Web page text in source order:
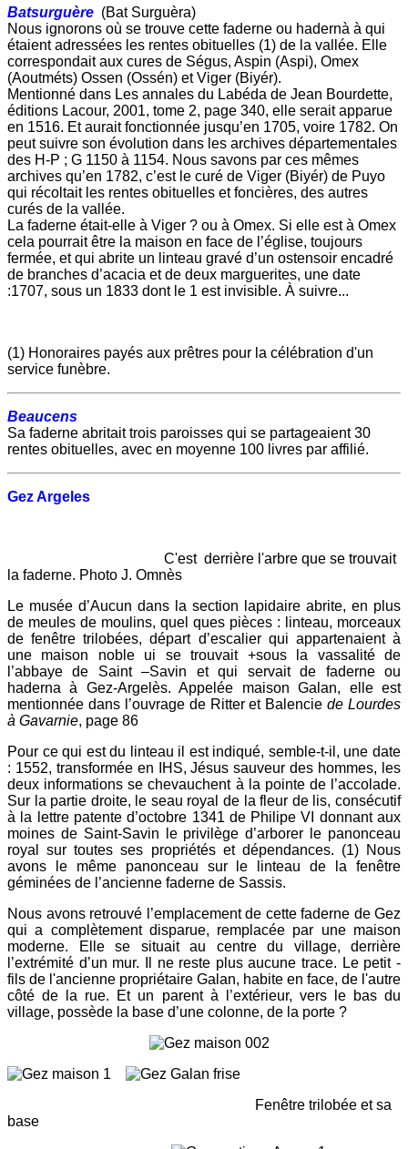
Batsurguère (Bat Surguèra)
Nous ignorons où se trouve cette faderne ou hadernà à qui
étaient adressées les rentes obituelles (1) de la vallée. Elle
correspondait aux cures de Ségus, Aspin (Aspi), Omex
(Aoutméts) Ossen (Ossén) et Viger (Biyér).
Mentionné dans Les annales du Labéda de Jean Bourdette,
éditions Lacour, 2001, tome 2, page 340, elle serait apparue
en 1516. Et aurait fonctionnée jusqu’en 1705, voire 1782. On
peut suivre son évolution dans les archives départementales
des H-P ; G 1150 à 1154. Nous savons par ces mêmes
archives qu’en 1782, c’est le curé de Viger (Biyér) de Puyo
qui récoltait les rentes obituelles et foncières, des autres
curés de la vallée.
La faderne était-elle à Viger ? ou à Omex. Si elle est à Omex
cela pourrait être la maison en face de l’église, toujours
fermée, et qui abrite un linteau gravé d’un ostensoir encadré
de branches d’acacia et de deux marguerites, une date
:1707, sous un 1833 dont le 1 est invisible. À suivre...
(1) Honoraires payés aux prêtres pour la célébration d'un
service funèbre.
Beaucens
Sa faderne abritait trois paroisses qui se partageaient 30
rentes obituelles, avec en moyenne 100 livres par affilié.
Gez Argeles
C'est derrière l'arbre que se trouvait
la faderne. Photo J. Omnès
Le musée d’Aucun dans la section lapidaire abrite, en plus
de meules de moulins, quel ques pièces : linteau, morceaux
de fenêtre trilobées, départ d’escalier qui appartenaient à
une maison noble ui se trouvait +sous la vassalité de
l’abbaye de Saint –Savin et qui servait de faderne ou
haderna à Gez-Argelès. Appelée maison Galan, elle est
mentionnée dans l’ouvrage de Ritter et Balenciede Lourdes
à Gavarnie, page 86
Pour ce qui est du linteau il est indiqué, semble-t-il, une date
: 1552, transformée en IHS, Jésus sauveur des hommes, les
deux informations se chevauchent à la pointe de l’accolade.
Sur la partie droite, le seau royal de la fleur de lis, consécutif
à la lettre patente d’octobre 1341 de Philipe VI donnant aux
moines de Saint-Savin le privilège d’arborer le panonceau
royal sur toutes ses propriétés et dépendances. (1) Nous
avons le même panonceau sur le linteau de la fenêtre
géminées de l’ancienne faderne de Sassis.
Nous avons retrouvé l’emplacement de cette faderne de Gez
qui a complètement disparue, remplacée par une maison
moderne. Elle se situait au centre du village, derrière
l’extrémité d’un mur. Il ne reste plus aucune trace. Le petit -
fils de l'ancienne propriétaire Galan, habite en face, de l'autre
côté de la rue. Et un parent à l’extérieur, vers le bas du
village, possède la base d’une colonne, de la porte ?
Fenêtre trilobée et sa
base